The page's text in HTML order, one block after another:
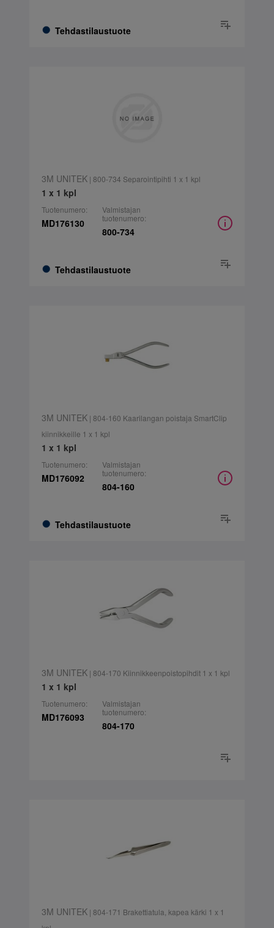
Tehdastilaustuote
3M UNITEK| 800-734 Separointipihti 1 x 1 kpl
1 x 1 kpl
Tuotenumero:
MD176130
Tehdastilaustuote
Valmistajan
tuotenumero:
800-734
3M UNITEK| 804-160 Kaarilangan poistaja SmartClip
kiinnikkeille 1 x 1 kpl
1 x 1 kpl
Tuotenumero:
MD176092
Tehdastilaustuote
Valmistajan
tuotenumero:
804-160
3M UNITEK| 804-170 Kiinnikkeenpoistopihdit 1 x 1 kpl
1 x 1 kpl
Tuotenumero:
MD176093
Valmistajan
tuotenumero:
804-170
3M UNITEK| 804-171 Brakettiatula, kapea kärki 1 x 1